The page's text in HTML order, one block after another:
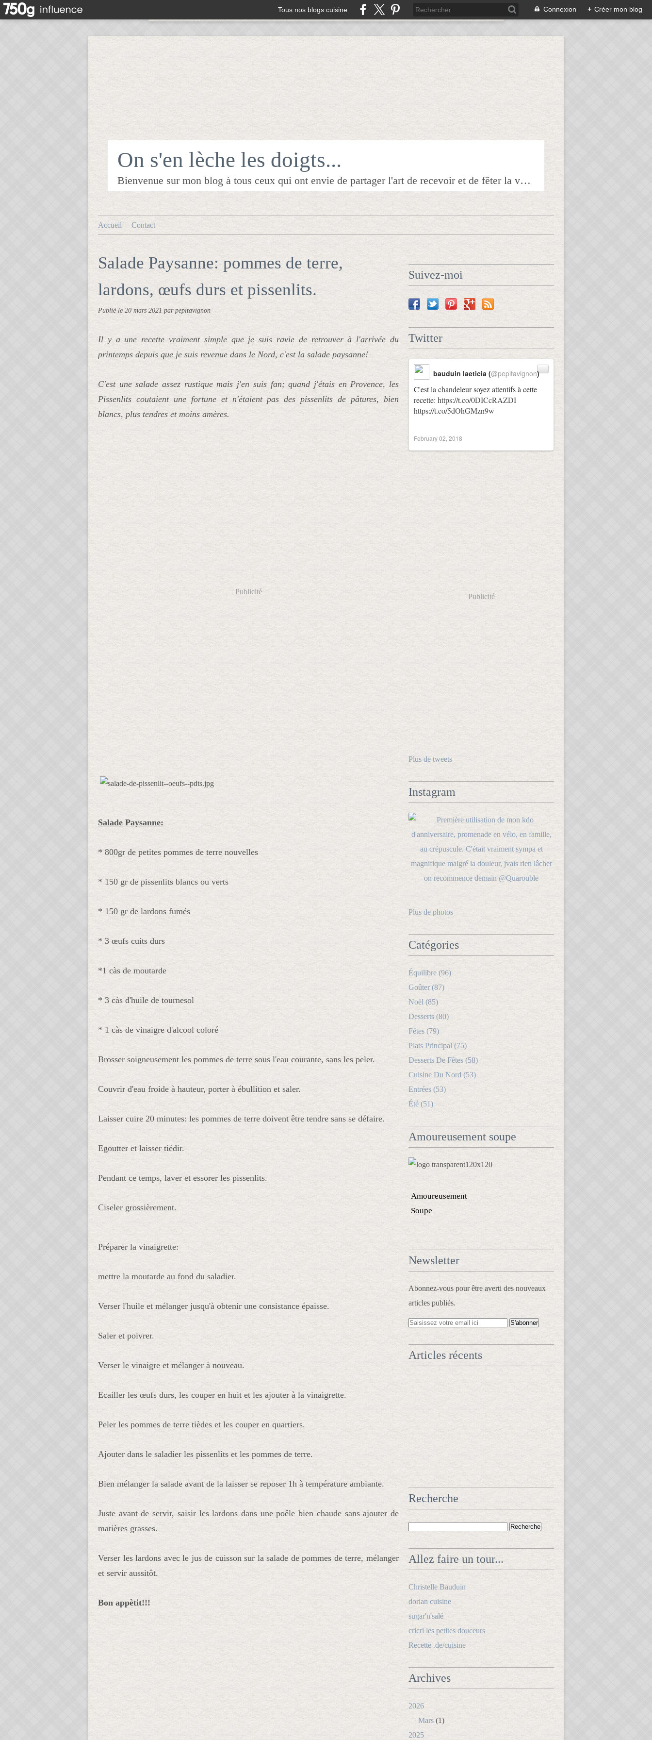
Tous nos blogs cuisine Connexion + Créer mon blog
On s'en lèche les doigts...
Bienvenue sur mon blog à tous ceux qui ont envie de partager l'art de recevoir et de fêter la veille le lendemain.Pour tous les épicuriens, hédonistes et autres amoureux de la bonne chair!!!!j'espère que vous trouverez mes astuces et mes recettes amusantes et que vous prendrez plaisir à les réaliser.n'hésitez surtout pas à me laisser vos réactions ou vos suggestions pour que tout le monde en profite!!!allez maintenant tous à table!!! Pepitavignon.
Accueil Contact
Salade Paysanne: pommes de terre,
lardons, œufs durs et pissenlits.
Publié le 20 mars 2021 par pepitavignon
Il y a une recette vraiment simple que je suis ravie de retrouver à l'arrivée du
printemps depuis que je suis revenue dans le Nord, c'est la salade paysanne!
C'est une salade assez rustique mais j'en suis fan; quand j'étais en Provence, les
Pissenlits coutaient une fortune et n'étaient pas des pissenlits de pâtures, bien
blancs, plus tendres et moins amères.
Publicité
Salade Paysanne:
* 800gr de petites pommes de terre nouvelles
* 150 gr de pissenlits blancs ou verts
* 150 gr de lardons fumés
* 3 œufs cuits durs
*1 càs de moutarde
* 3 càs d'huile de tournesol
* 1 càs de vinaigre d'alcool coloré
Brosser soigneusement les pommes de terre sous l'eau courante, sans les peler.
Couvrir d'eau froide à hauteur, porter à ébullition et saler.
Laisser cuire 20 minutes: les pommes de terre doivent être tendre sans se défaire.
Egoutter et laisser tiédir.
Pendant ce temps, laver et essorer les pissenlits.
Ciseler grossièrement.
Préparer la vinaigrette:
mettre la moutarde au fond du saladier.
Verser l'huile et mélanger jusqu'à obtenir une consistance épaisse.
Saler et poivrer.
Verser le vinaigre et mélanger à nouveau.
Ecailler les œufs durs, les couper en huit et les ajouter à la vinaigrette.
Peler les pommes de terre tièdes et les couper en quartiers.
Ajouter dans le saladier les pissenlits et les pommes de terre.
Bien mélanger la salade avant de la laisser se reposer 1h à température ambiante.
Juste avant de servir, saisir les lardons dans une poêle bien chaude sans ajouter de
matières grasses.
Verser les lardons avec le jus de cuisson sur la salade de pommes de terre, mélanger
et servir aussitôt.
Bon appètit!!!
Suivez-moi
Twitter
C'est la chandeleur soyez attentifs à cette
recette: https://t.co/0DICcRAZDI
https://t.co/5dOhGMzn9w
bauduin laeticia (@pepitavignon)
February 02, 2018
Publicité
Plus de tweets
Instagram
Plus de photos
Catégories
Équilibre (96)
Goûter (87)
Noël (85)
Desserts (80)
Fêtes (79)
Plats Principal (75)
Desserts De Fêtes (58)
Cuisine Du Nord (53)
Entrées (53)
Été (51)
Amoureusement soupe
Amoureusement
Soupe
Newsletter
Abonnez-vous pour être averti des nouveaux
articles publiés.
Articles récents
Recherche
Allez faire un tour...
Christelle Bauduin
dorian cuisine
sugar'n'salé
cricri les petites douceurs
Recette .de/cuisine
Archives
2026
Mars (1)
2025